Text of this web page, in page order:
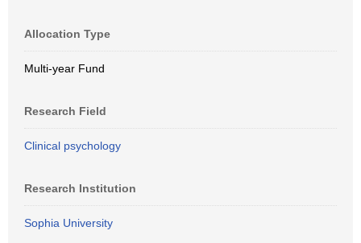
Allocation Type
Multi-year Fund
Research Field
Clinical psychology
Research Institution
Sophia University